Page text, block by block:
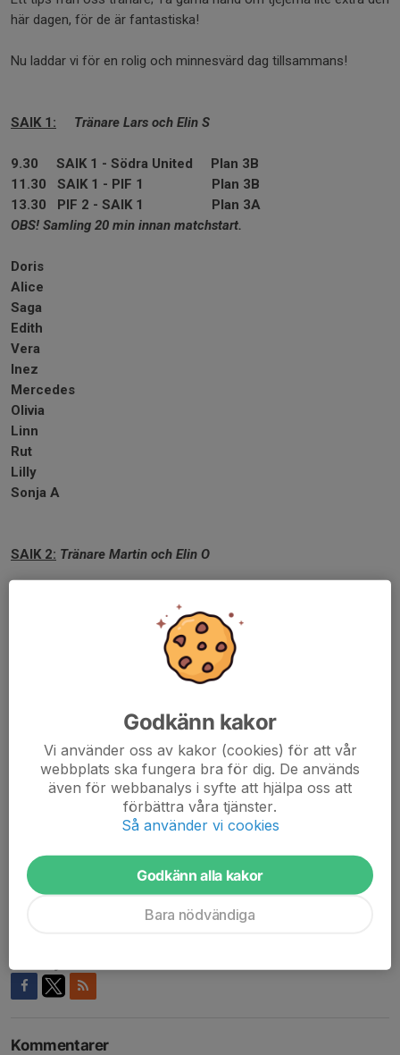
här dagen, för de är fantastiska!
Nu laddar vi för en rolig och minnesvärd dag tillsammans!
SAIK 1: Tränare Lars och Elin S
9.30 SAIK 1 - Södra United Plan 3B
11.30 SAIK 1 - PIF 1 Plan 3B
13.30 PIF 2 - SAIK 1 Plan 3A
OBS! Samling 20 min innan matchstart.
Doris
Alice
Saga
Edith
Vera
Inez
Mercedes
Olivia
Linn
Rut
Lilly
Sonja A
SAIK 2: Tränare Martin och Elin O
10.00 SAIK 2 - PIF 2 Plan 3B
11.30 ÖIF - SAIK 2 Plan 1A
OBS! Samling 20 min innan matchstart.
Märta
Signe
Kommentarer
Godkänn kakor
Vi använder oss av kakor (cookies) för att vår
webbplats ska fungera bra för dig. De används
även för webbanalys i syfte att hjälpa oss att
förbättra våra tjänster.
Så använder vi cookies
Godkänn alla kakor
Bara nödvändiga